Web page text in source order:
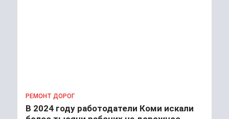
РЕМОНТ ДОРОГ
В 2024 году работодатели Коми искали